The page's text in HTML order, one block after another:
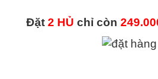
Đặt 2 HỦ chỉ còn